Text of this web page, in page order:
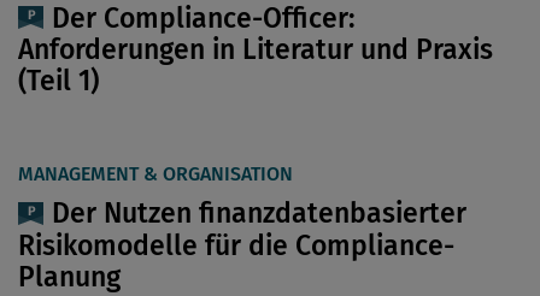
Der Compliance-Officer:
Anforderungen in Literatur und Praxis
(Teil 1)
MANAGEMENT & ORGANISATION
Der Nutzen finanzdatenbasierter
Risikomodelle für die Compliance-
Planung